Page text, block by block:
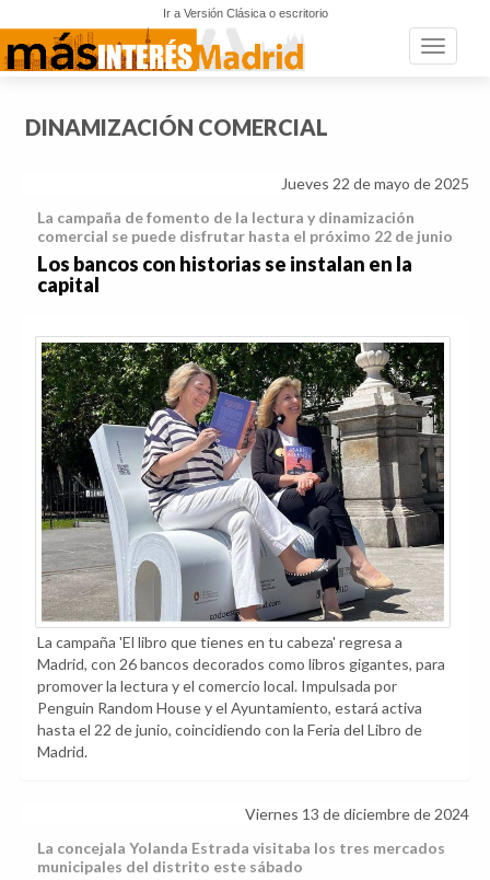
Ir a Versión Clásica o escritorio
Toggle
DINAMIZACIÓN COMERCIAL
Jueves 22 de mayo de 2025
La campaña de fomento de la lectura y dinamización
comercial se puede disfrutar hasta el próximo 22 de junio
Los bancos con historias se instalan en la
capital
La campaña 'El libro que tienes en tu cabeza' regresa a
Madrid, con 26 bancos decorados como libros gigantes, para
promover la lectura y el comercio local. Impulsada por
Penguin Random House y el Ayuntamiento, estará activa
hasta el 22 de junio, coincidiendo con la Feria del Libro de
Madrid.
Viernes 13 de diciembre de 2024
La concejala Yolanda Estrada visitaba los tres mercados
municipales del distrito este sábado